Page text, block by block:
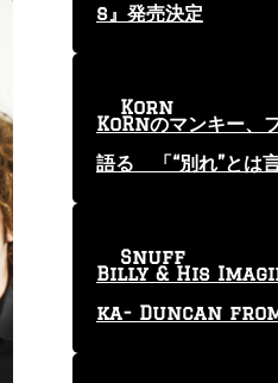
s』発売決定
KoRnのマンキー、
語る 「“別れ”とは
Korn
Billy & His
ka- Duncan
Snuff